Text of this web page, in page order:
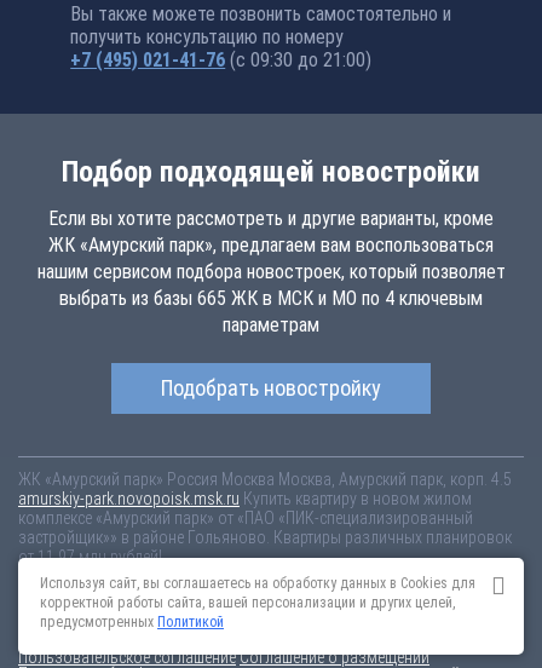
Вы также можете позвонить самостоятельно и
получить консультацию по номеру
+7 (495) 021-41-76 (с 09:30 до 21:00)
Подбор подходящей новостройки
Если вы хотите рассмотреть и другие варианты, кроме
ЖК «Амурский парк», предлагаем вам воспользоваться
нашим сервисом подбора новостроек, который позволяет
выбрать из базы 665 ЖК в МСК и МО по 4 ключевым
параметрам
Подобрать новостройку
ЖК «Амурский парк» Россия Москва Москва, Амурский парк, корп. 4.5
amurskiy-park.novopoisk.msk.ru Купить квартиру в новом жилом
комплексе «Амурский парк» от «ПАО «ПИК-специализированный
застройщик»» в районе Гольяново. Квартиры различных планировок
от 11.97 млн рублей!
Новостройки Санкт-ПетербургаНовостройки Москвы
Информация на сайте взята из открытых источников, не является
Пользовательское соглашениеСоглашение о размещении
Используя сайт, вы соглашаетесь на обработку данных в Cookies для
корректной работы сайта, вашей персонализации и других целей,
предусмотренных Политикой